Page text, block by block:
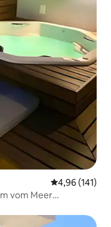
4,96 (141)
vom Meer